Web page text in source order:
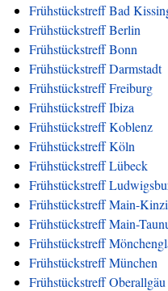
Frühstückstreff Bad
Frühstückstreff Berlin
Frühstückstreff Bonn
Frühstückstreff Darmstadt
Frühstückstreff Freiburg
Frühstückstreff Ibiza
Frühstückstreff Koblenz
Frühstückstreff Köln
Frühstückstreff Lübeck
Frühstückstreff
Frühstückstreff Main-
Frühstückstreff Main-
Frühstückstreff
Frühstückstreff München
Frühstückstreff Oberallgäu